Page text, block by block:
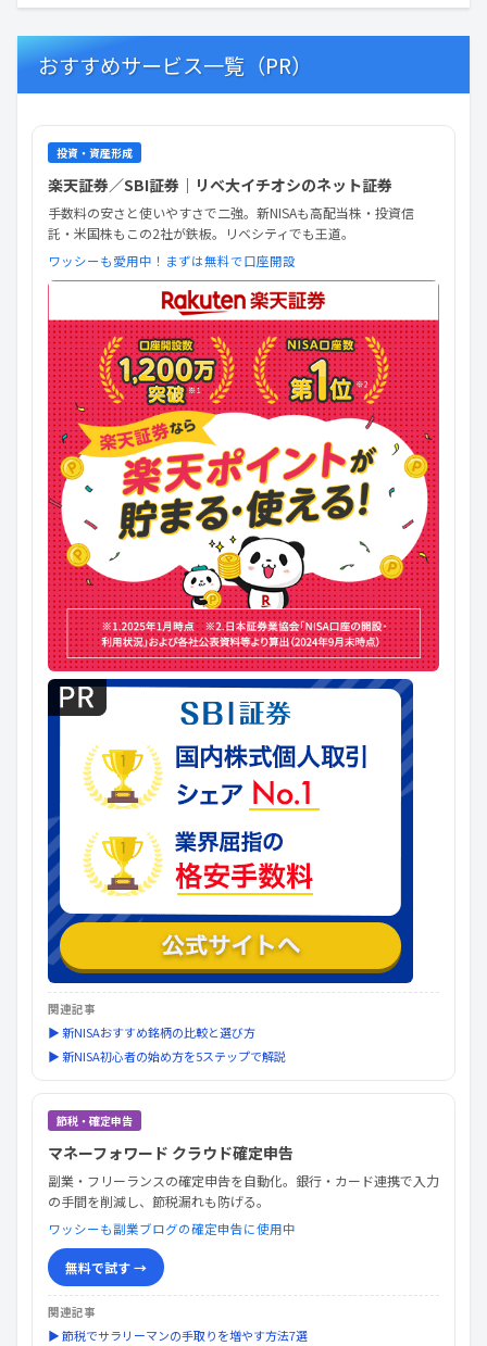
おすすめサービス一覧（PR）
投資・資産形成
楽天証券／SBI証券｜リベ大イチオシのネット証券
手数料の安さと使いやすさで二強。新NISAも高配当株・投資信
託・米国株もこの2社が鉄板。リベシティでも王道。
ワッシーも愛用中！まずは無料で口座開設
関連記事
▶ 新NISAおすすめ銘柄の比較と選び方
▶ 新NISA初心者の始め方を5ステップで解説
節税・確定申告
マネーフォワード クラウド確定申告
副業・フリーランスの確定申告を自動化。銀行・カード連携で入力
の手間を削減し、節税漏れも防げる。
ワッシーも副業ブログの確定申告に使用中
無料で試す →
関連記事
▶ 節税でサラリーマンの手取りを増やす方法7選